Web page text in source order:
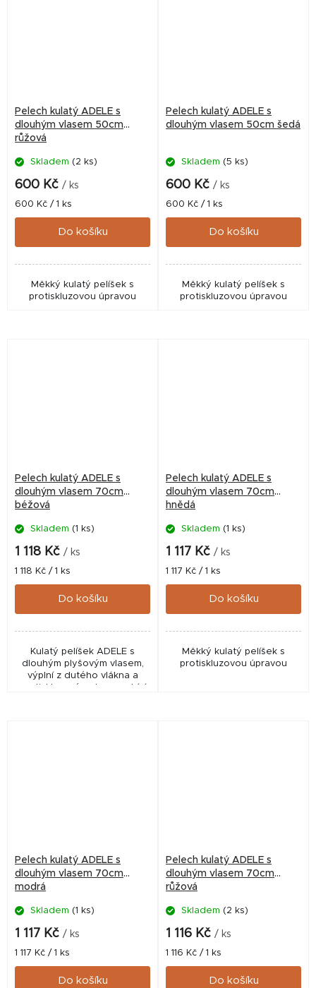
Pelech kulatý ADELE s
dlouhým vlasem 50cm
růžová
Skladem (2 ks)
600 Kč / ks
Měrná
cena:
600 Kč / 1 ks
Do košíku
Měkký kulatý pelíšek s
protiskluzovou úpravou
Pelech kulatý ADELE s
dlouhým vlasem 50cm šedá
Skladem (5 ks)
600 Kč / ks
Měrná
cena:
600 Kč / 1 ks
Do košíku
Měkký kulatý pelíšek s
protiskluzovou úpravou
Pelech kulatý ADELE s
dlouhým vlasem 70cm
béžová
Skladem (1 ks)
1 118 Kč / ks
Měrná
cena:
1 118 Kč / 1 ks
Do košíku
Kulatý pelíšek ADELE s
dlouhým plyšovým vlasem,
výplní z dutého vlákna a
Pelech kulatý ADELE s
dlouhým vlasem 70cm
hnědá
Skladem (1 ks)
1 117 Kč / ks
Měrná
cena:
1 117 Kč / 1 ks
Do košíku
Měkký kulatý pelíšek s
protiskluzovou úpravou
Pelech kulatý ADELE s
dlouhým vlasem 70cm
modrá
Skladem (1 ks)
1 117 Kč / ks
Měrná
cena:
1 117 Kč / 1 ks
Do košíku
Pelech kulatý ADELE s
dlouhým vlasem 70cm
růžová
Skladem (2 ks)
1 116 Kč / ks
Měrná
cena:
1 116 Kč / 1 ks
Do košíku